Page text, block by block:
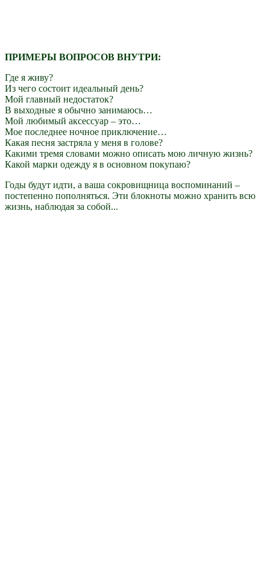
ПРИМЕРЫ ВОПРОСОВ ВНУТРИ:
Где я живу?
Из чего состоит идеальный день?
Мой главный недостаток?
В выходные я обычно занимаюсь…
Мой любимый аксессуар – это…
Мое последнее ночное приключение…
Какая песня застряла у меня в голове?
Какими тремя словами можно описать мою личную жизнь?
Какой марки одежду я в основном покупаю?
Годы будут идти, а ваша сокровищница воспоминаний –
постепенно пополняться. Эти блокноты можно хранить всю
жизнь, наблюдая за собой...